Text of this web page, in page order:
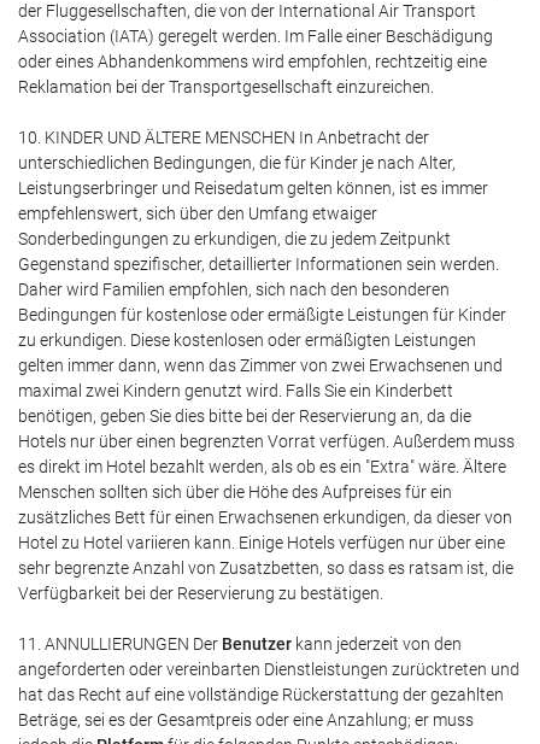
der Fluggesellschaften, die von der International Air Transport
Association (IATA) geregelt werden. Im Falle einer Beschädigung
oder eines Abhandenkommens wird empfohlen, rechtzeitig eine
Reklamation bei der Transportgesellschaft einzureichen.
10. KINDER UND ÄLTERE MENSCHEN In Anbetracht der
unterschiedlichen Bedingungen, die für Kinder je nach Alter,
Leistungserbringer und Reisedatum gelten können, ist es immer
empfehlenswert, sich über den Umfang etwaiger
Sonderbedingungen zu erkundigen, die zu jedem Zeitpunkt
Gegenstand spezifischer, detaillierter Informationen sein werden.
Daher wird Familien empfohlen, sich nach den besonderen
Bedingungen für kostenlose oder ermäßigte Leistungen für Kinder
zu erkundigen. Diese kostenlosen oder ermäßigten Leistungen
gelten immer dann, wenn das Zimmer von zwei Erwachsenen und
maximal zwei Kindern genutzt wird. Falls Sie ein Kinderbett
benötigen, geben Sie dies bitte bei der Reservierung an, da die
Hotels nur über einen begrenzten Vorrat verfügen. Außerdem muss
es direkt im Hotel bezahlt werden, als ob es ein "Extra" wäre. Ältere
Menschen sollten sich über die Höhe des Aufpreises für ein
zusätzliches Bett für einen Erwachsenen erkundigen, da dieser von
Hotel zu Hotel variieren kann. Einige Hotels verfügen nur über eine
sehr begrenzte Anzahl von Zusatzbetten, so dass es ratsam ist, die
Verfügbarkeit bei der Reservierung zu bestätigen.
11. ANNULLIERUNGEN Der Benutzer kann jederzeit von den
angeforderten oder vereinbarten Dienstleistungen zurücktreten und
hat das Recht auf eine vollständige Rückerstattung der gezahlten
Beträge, sei es der Gesamtpreis oder eine Anzahlung; er muss